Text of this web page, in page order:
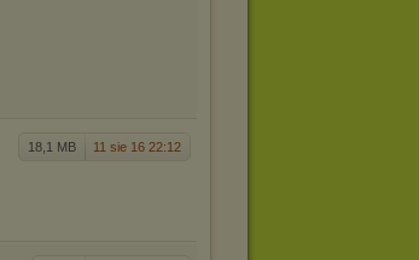
18,1 MB 11 sie 16 22:12